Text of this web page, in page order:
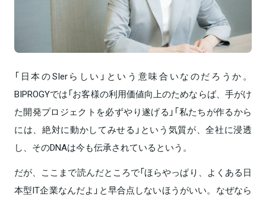
「日本のSIerらしい」という意味合いなのだろうか。
BIPROGYでは「お客様の利用価値向上のためならば、手がけ
た開発プロジェクトを必ずやり遂げる」「私たちが作るから
には、絶対に動かしてみせる」という気質が、全社に浸透
し、そのDNAは今も伝承されているという。
だが、ここまで読んだところで「ほらやっぱり、よくある日
本型IT企業なんだよ」と早合点しないほうがいい。なぜなら